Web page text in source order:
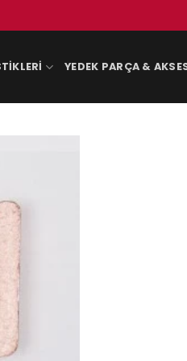
YEDEK PARÇA &